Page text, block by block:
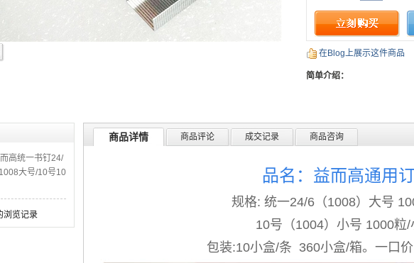
在Blog上展示这件商品
简单介绍：
高统一书钉24/
大号/10号10
浏览记录
商品详情 商品评论 成交记录 商品咨询
品名：益而高通用
规格: 统一24/6（1008） 大号
10号（1004）小号 1000粒/
包装:10小盒/条 360小盒/箱。一口价